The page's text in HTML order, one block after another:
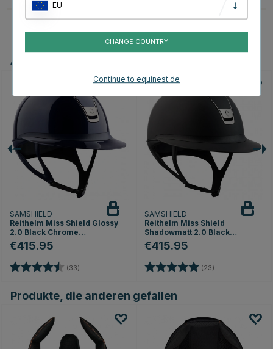
Andere Produkte, die Ihnen gefallen könnten
SAMSHIELD
Reithelm Miss Shield Glossy
2.0 Black Chrome
Marineblau
€415.95
Bewertung: (33)
SAMSHIELD
Reithelm Miss Shield
Shadowmatt 2.0 Black
Chrome Schwarz
€415.95
Bewertung: (23)
Produkte, die anderen gefallen
EU
CHANGE COUNTRY
Continue to equinest.de